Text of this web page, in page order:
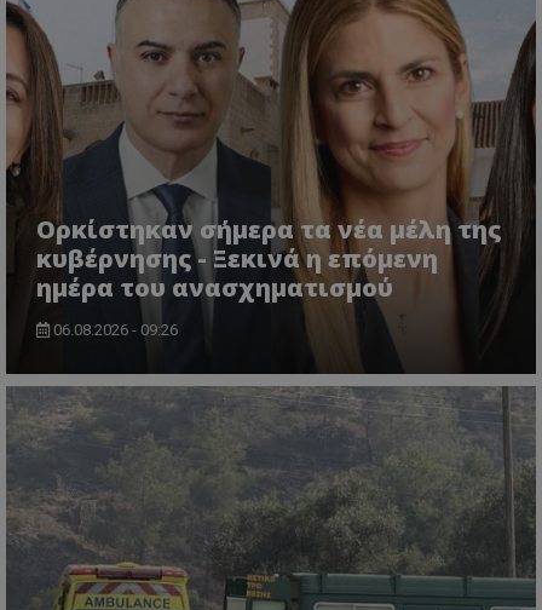
Ορκίστηκαν σήμερα τα νέα μέλη της
κυβέρνησης - Ξεκινά η επόμενη
ημέρα του ανασχηματισμού
06.08.2026 - 09:26